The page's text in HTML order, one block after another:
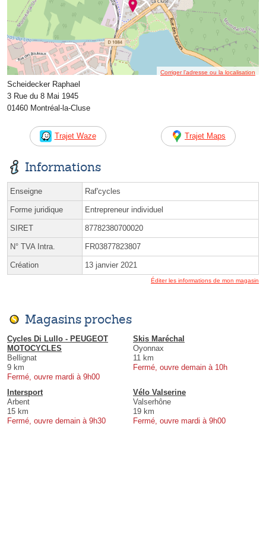
Corriger l’adresse ou la localisation
Scheidecker Raphael
3 Rue du 8 Mai 1945
01460 Montréal-la-Cluse
Trajet Waze Trajet Maps
Informations
Enseigne Raf'cycles
Forme juridique Entrepreneur individuel
SIRET 87782380700020
N° TVA Intra. FR03877823807
Création 13 janvier 2021
Éditer les informations de mon magasin
Magasins proches
Cycles Di Lullo - PEUGEOT
MOTOCYCLES
Bellignat
9 km
Fermé, ouvre mardi à 9h00
Skis Maréchal
Oyonnax
11 km
Fermé, ouvre demain à 10h
Intersport
Arbent
15 km
Fermé, ouvre demain à 9h30
Vélo Valserine
Valserhône
19 km
Fermé, ouvre mardi à 9h00